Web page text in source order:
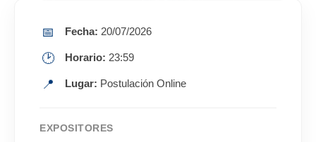
📅 Fecha: 20/07/2026
🕑 Horario: 23:59
📍 Lugar: Postulación Online
EXPOSITORES